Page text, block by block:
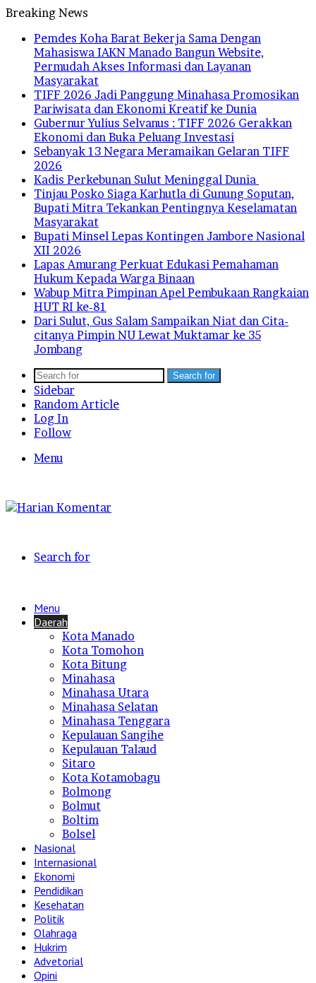
Breaking News
Pemdes Koha Barat Bekerja Sama Dengan
Mahasiswa IAKN Manado Bangun Website,
Permudah Akses Informasi dan Layanan
Masyarakat
TIFF 2026 Jadi Panggung Minahasa Promosikan
Pariwisata dan Ekonomi Kreatif ke Dunia
Gubernur Yulius Selvanus : TIFF 2026 Gerakkan
Ekonomi dan Buka Peluang Investasi
Sebanyak 13 Negara Meramaikan Gelaran TIFF
2026
Kadis Perkebunan Sulut Meninggal Dunia
Tinjau Posko Siaga Karhutla di Gunung Soputan,
Bupati Mitra Tekankan Pentingnya Keselamatan
Masyarakat
Bupati Minsel Lepas Kontingen Jambore Nasional
XII 2026
Lapas Amurang Perkuat Edukasi Pemahaman
Hukum Kepada Warga Binaan
Wabup Mitra Pimpinan Apel Pembukaan Rangkaian
HUT RI ke-81
Dari Sulut, Gus Salam Sampaikan Niat dan Cita-
citanya Pimpin NU Lewat Muktamar ke 35
Jombang
Search for
Sidebar
Random Article
Log In
Follow
Menu
Search for
Menu
Daerah
Kota Manado
Kota Tomohon
Kota Bitung
Minahasa
Minahasa Utara
Minahasa Selatan
Minahasa Tenggara
Kepulauan Sangihe
Kepulauan Talaud
Sitaro
Kota Kotamobagu
Bolmong
Bolmut
Boltim
Bolsel
Nasional
Internasional
Ekonomi
Pendidikan
Kesehatan
Politik
Olahraga
Hukrim
Advetorial
Opini